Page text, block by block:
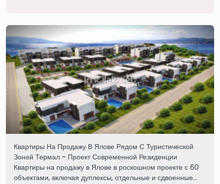
Квартиры На Продажу В Ялове Рядом С Туристической
Зоной Термал - Проект Современной Резиденции
Квартиры на продажу в Ялове в роскошном проекте с 60
объектами, включая дуплексы, отдельные и сдвоенные